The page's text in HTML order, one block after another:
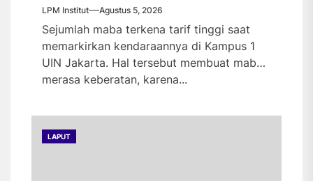
LPM Institut Agustus 5, 2026
Sejumlah maba terkena tarif tinggi saat
memarkirkan kendaraannya di Kampus 1
UIN Jakarta. Hal tersebut membuat maba
merasa keberatan, karena...
LAPUT